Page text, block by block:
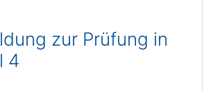
zur Prüfung in
4